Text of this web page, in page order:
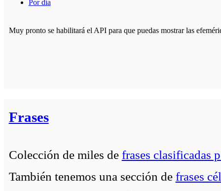
Por día
Muy pronto se habilitará el API para que puedas mostrar las
Frases
Colección de miles de frases clasificadas
También tenemos una sección de frases